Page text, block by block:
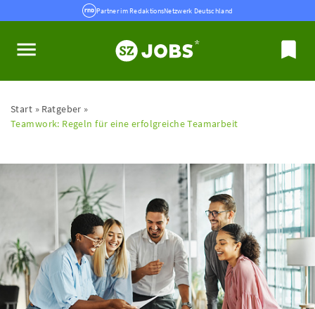
Partner im RedaktionsNetzwerk Deutschland
Start
Ratgeber
Teamwork: Regeln für eine erfolgreiche Teamarbeit